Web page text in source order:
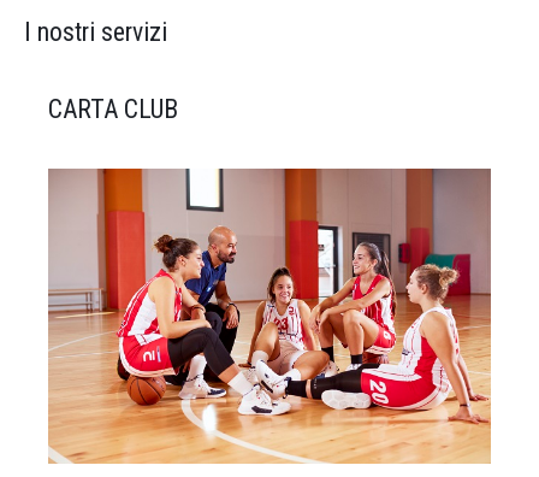
I nostri servizi
CARTA CLUB